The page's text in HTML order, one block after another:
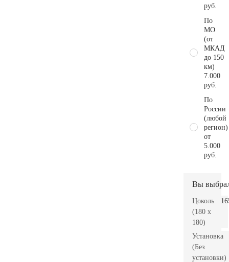
руб.
По
МО
(от
МКАД
до 150
км)
7.000
руб.
По
России
(любой
регион)
от
5.000
руб.
Вы
Цоколь
(180 x
180)
Установка
(Без
установки)